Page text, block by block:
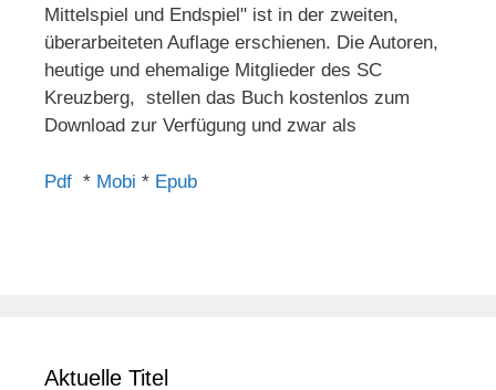
Mittelspiel und Endspiel" ist in der zweiten,
überarbeiteten Auflage erschienen. Die Autoren,
heutige und ehemalige Mitglieder des SC
Kreuzberg, stellen das Buch kostenlos zum
Download zur Verfügung und zwar als
Pdf * Mobi * Epub
Aktuelle Titel